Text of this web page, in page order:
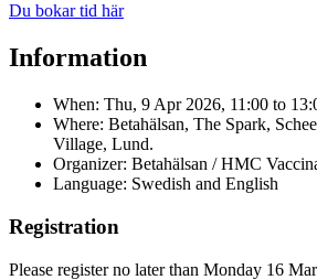
Du bokar tid här
Information
When: Thu, 9 Apr 2026, 11:00 to
Where: Betahälsan, The Spark,
Village, Lund.
Organizer: Betahälsan / HMC
Language: Swedish and English
Registration
Please register no later than Monday 16